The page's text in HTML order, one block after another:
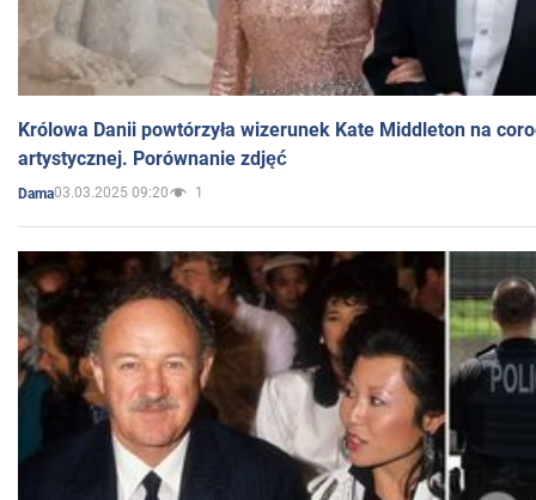
Królowa Danii powtórzyła wizerunek Kate Middleton na
artystycznej. Porównanie zdjęć
Dama03.03.2025 09:20 1